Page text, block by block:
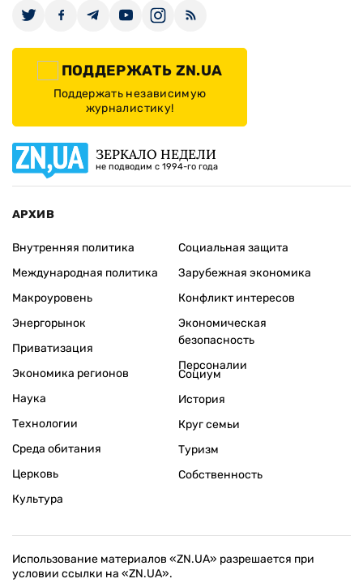
ПОДДЕРЖАТЬ ZN.UA
Поддержать независимую
журналистику!
ЗЕРКАЛО НЕДЕЛИ
не подводим с 1994-го года
АРХИВ
Внутренняя политика
Международная политика
Макроуровень
Энергорынок
Приватизация
Экономика регионов
Социальная защита
Зарубежная экономика
Конфликт интересов
Экономическая
безопасность
Персоналии
Наука
Технологии
Среда обитания
Церковь
Культура
Социум
История
Круг семьи
Туризм
Собственность
Использование материалов «ZN.UA» разрешается при
условии ссылки на «ZN.UA».